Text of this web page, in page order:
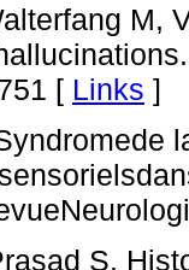
M,
[ Links ]
S.